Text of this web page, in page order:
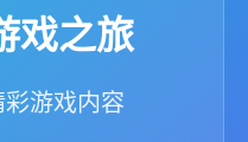
戏之旅
游戏内容